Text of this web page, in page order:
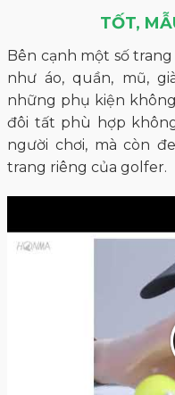
TỐT,
Bên cạnh một số
như áo, quần, mũ,
những phụ kiện
đôi tất phù hợp
người chơi, mà còn
trang riêng của golfer.